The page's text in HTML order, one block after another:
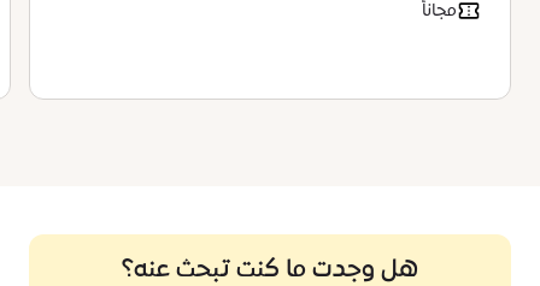
مجاناً
هل وجدت ما كنت تبحث عنه؟